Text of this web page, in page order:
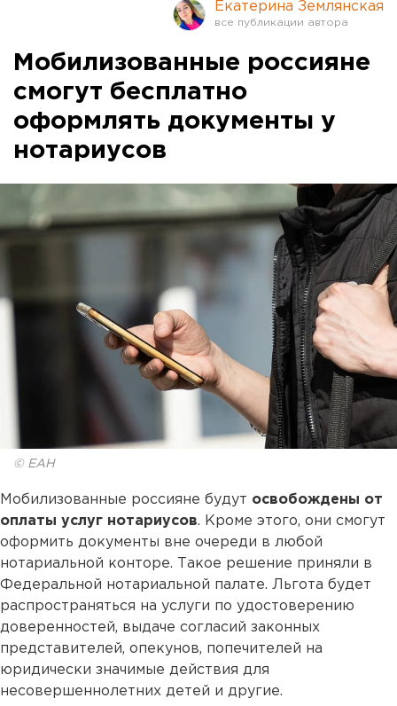
Екатерина Землянская
Мобилизованные россияне
смогут бесплатно
оформлять документы у
нотариусов
© ЕАН
Мобилизованные россияне будут освобождены от
оплаты услуг нотариусов. Кроме этого, они смогут
оформить документы вне очереди в любой
нотариальной конторе. Такое решение приняли в
Федеральной нотариальной палате. Льгота будет
распространяться на услуги по удостоверению
доверенностей, выдаче согласий законных
представителей, опекунов, попечителей на
юридически значимые действия для
несовершеннолетних детей и другие.